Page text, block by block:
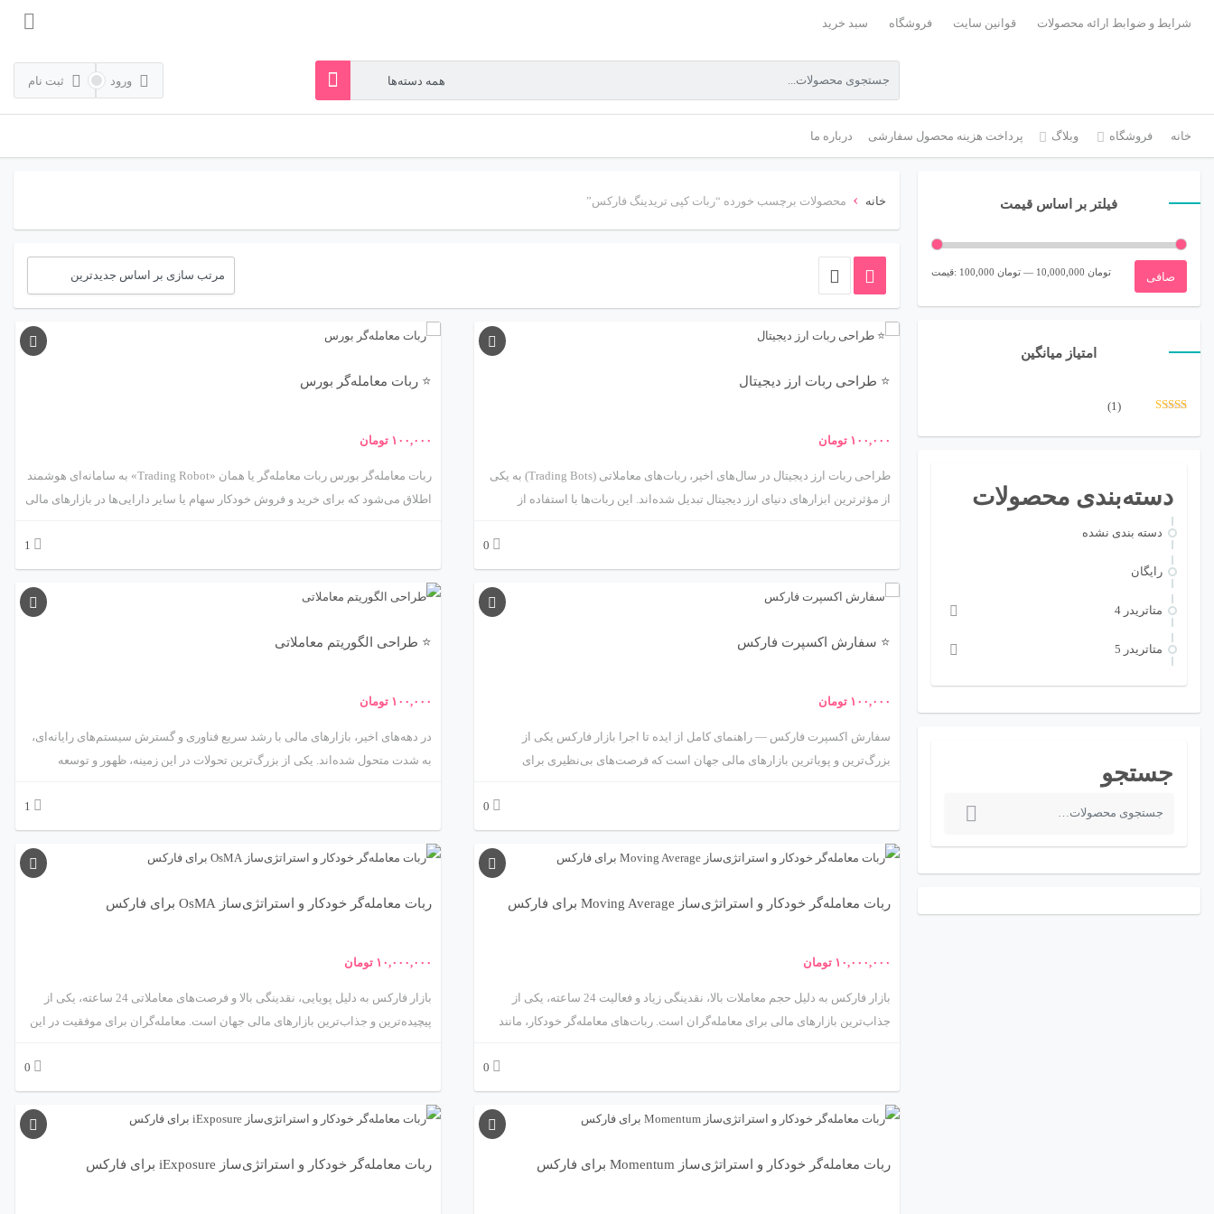
شرایط و ضوابط ارائه محصولات قوانین سایت فروشگاه سبد خرید
ورود ثبت نام
خانه فروشگاه وبلاگ پرداخت هزینه محصول سفارشی درباره ما
فیلتر بر اساس قیمت
حداقل
حداكثر صافی قيمت: 100,000 تومان— 10,000,000 تومان
امتیاز میانگین
(1)
دسته‌بندی محصولات
دسته بندی نشده
رایگان
متاتريدر 4
متاتريدر 5
جستجو
خانه › محصولات برچسب خورده “ربات کپی تریدینگ فارکس”
⭐ طراحی ربات ارز دیجیتال
۱۰۰,۰۰۰ تومان
طراحی ربات ارز دیجیتال در سال‌های اخیر، ربات‌های معاملاتی (Trading Bots) به یکی
از مؤثرترین ابزارهای دنیای ارز دیجیتال تبدیل شده‌اند. این ربات‌ها با استفاده از
حرفه‌ای ارز دیجیتال، حداکثرسازی سود و حداقل‌سازی ریسک است.
0
⭐ ربات معامله‌گر بورس
۱۰۰,۰۰۰ تومان
ربات معامله‌گر بورس ربات معامله‌گر یا همان «Trading Robot» به سامانه‌ای هوشمند
اطلاق می‌شود که برای خرید و فروش خودکار سهام یا سایر دارایی‌ها در بازارهای مالی
تحلیل تکنیکال یا فاندامنتال عمل می‌کنند. هدف اصلی استفاده از ربات معامله‌گر، حذف
احساسات انسانی و افزایش سرعت و دقت در تصمیم‌گیری‌های معاملاتی است. با
1
⭐ سفارش اکسپرت فارکس
۱۰۰,۰۰۰ تومان
سفارش اکسپرت فارکس — راهنمای کامل از ایده تا اجرا بازار فارکس یکی از
بزرگ‌ترین و پویاترین بازارهای مالی جهان است که فرصت‌های بی‌نظیری برای
EA) است؛ برنامه‌ای هوشمند که می‌تواند معاملات را به‌صورت خودکار انجام داده و
احساسات انسانی را از تصمیم‌گیری‌های مالی حذف کند. سفارش اکسپرت فارکس
منحصربه‌فرد اوست. در این مقاله به‌صورت جامع و گام‌به‌گام با مفهوم، مراحل، انواع،
داد تا شما بتوانید بهترین تصمیم را برای خودکارسازی استراتژی‌تان بگیرید.
0
⭐ طراحی الگوریتم معاملاتی
۱۰۰,۰۰۰ تومان
در دهه‌های اخیر، بازارهای مالی با رشد سریع فناوری و گسترش سیستم‌های رایانه‌ای،
به شدت متحول شده‌اند. یکی از بزرگ‌ترین تحولات در این زمینه، ظهور و توسعه
تصمیم‌گیری و اجرای معاملات را به الگوریتم‌های دقیق و خودکار می‌سپارد. هدف اصلی
از طراحی یک الگوریتم معاملاتی، افزایش سرعت، دقت و کارایی معاملات و همچنین
کاهش خطای انسانی است. این فرآیند مستلزم درک عمیقی از ریاضیات مالی،
جامع و گام‌به‌گام، فرآیند طراحی یک الگوریتم معاملاتی را بررسی می‌کنیم. از تعریف
حرفه‌ای مرتبط با معامله‌گری الگوریتمی را بررسی می‌کنیم و نگاهی به آینده این حوزه
خواهیم داشت.
1
ربات معامله‌گر خودکار و استراتژی‌ساز Moving Average برای فارکس
۱۰,۰۰۰,۰۰۰ تومان
بازار فارکس به دلیل حجم معاملات بالا، نقدینگی زیاد و فعالیت 24 ساعته، یکی از
جذاب‌ترین بازارهای مالی برای معامله‌گران است. ربات‌های معامله‌گر خودکار، مانند
بهینه‌سازی استراتژی‌ها هستند. این ربات‌ها با استفاده از اندیکاتور میانگین متحرک،
یکی از محبوب‌ترین ابزارهای تحلیل تکنیکال، به معامله‌گران کمک می‌کنند تا با سرعت
معامله‌گر خودکار مبتنی بر استراتژی میانگین متحرک، ویژگی‌ها، مزایا، چالش‌ها و
0
ربات معامله‌گر خودکار و استراتژی‌ساز OsMA برای فارکس
۱۰,۰۰۰,۰۰۰ تومان
بازار فارکس به دلیل پویایی، نقدینگی بالا و فرصت‌های معاملاتی 24 ساعته، یکی از
پیچیده‌ترین و جذاب‌ترین بازارهای مالی جهان است. معامله‌گران برای موفقیت در این
Average)، محصولی پیشرفته از متااکسپرت، راهکاری علمی و کاربردی برای
خودکارسازی معاملات فارکس ارائه می‌دهد. این ربات با بهره‌گیری از اندیکاتور OsMA،
روندهای بازار را شناسایی کرده و معاملات را با دقت و سرعت بالا اجرا کنند. این مقاله
0
ربات معامله‌گر خودکار و استراتژی‌ساز Momentum برای فارکس ربات معامله‌گر خودکار و استراتژی‌ساز iExposure برای فارکس